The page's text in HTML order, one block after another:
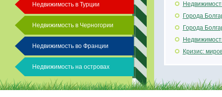
Города
Города
Кризис:
Недвижимость в Турции
Недвижимость в Черногории
Недвижимость во Франции
Недвижимость на островах